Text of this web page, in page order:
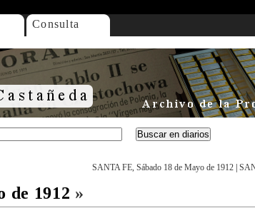
Consulta
SANTA FE, Sábado 18 de Mayo de 1912
de 1912 »